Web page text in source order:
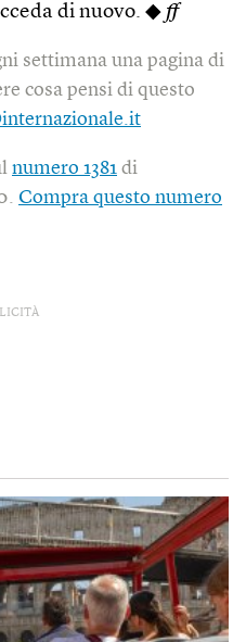
di nuovo. ◆ ff
settimana una pagina di
cosa pensi di questo
numero 1381 di
Compra questo numero